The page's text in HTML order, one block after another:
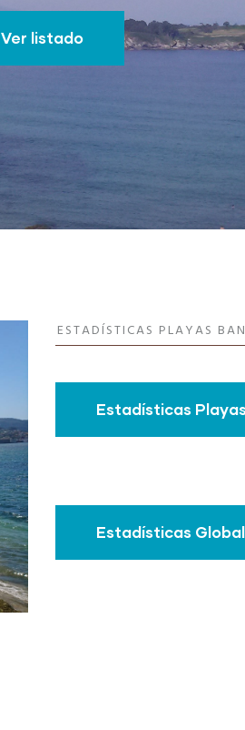
Ver listado
ESTADÍSTICAS PLAYAS
Estadísticas
Estadísticas